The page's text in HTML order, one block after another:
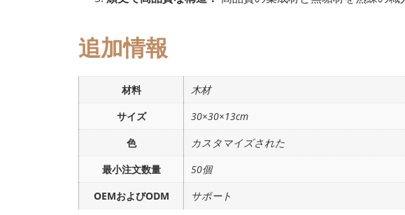
追加情報
材料
木材
サイズ
30×30×13cm
色
カスタマイズされた
最小注文数量
50個
OEMおよびODM
サポート